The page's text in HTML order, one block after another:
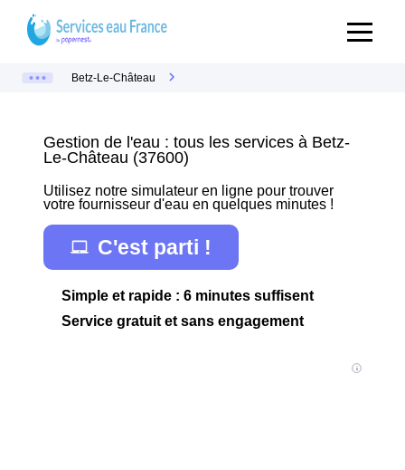
Betz-Le-Château
Gestion de l'eau : tous les services à Betz-
Le-Château (37600)
Utilisez notre simulateur en ligne pour trouver
votre fournisseur d'eau en quelques minutes !
C'est parti !
Simple et rapide : 6 minutes suffisent
Service gratuit et sans engagement